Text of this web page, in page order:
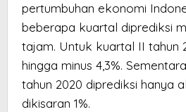
pertumbuhan ekonomi
beberapa kuartal diprediksi
tajam. Untuk kuartal II tahun
hingga minus 4,3%.
tahun 2020 diprediksi hanya
dikisaran 1%.